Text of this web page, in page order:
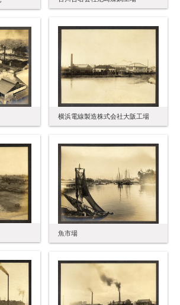
横浜電線製造株式会社大阪工場
魚市場